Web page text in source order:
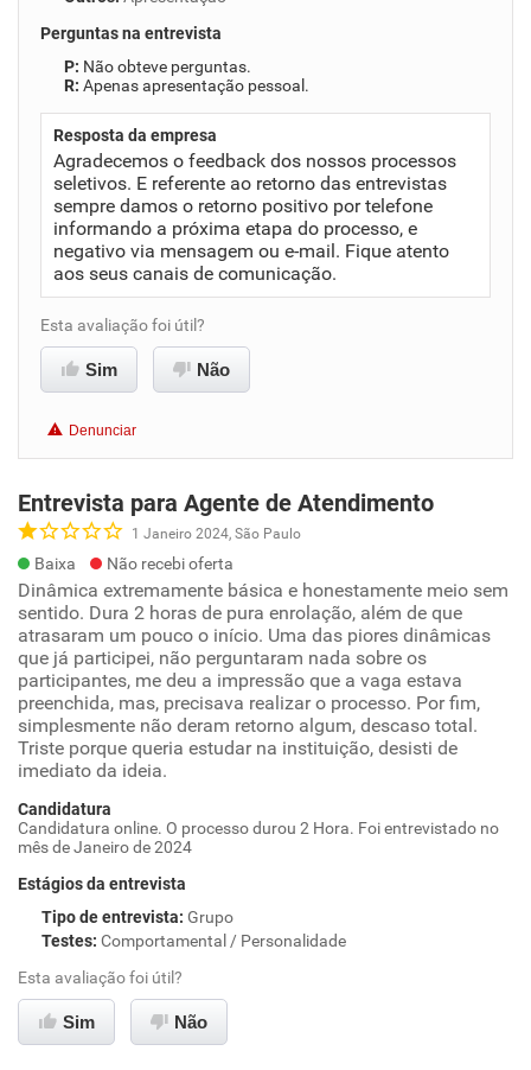
Perguntas na entrevista
Não obteve perguntas.
Apenas apresentação pessoal.
Resposta da empresa
Agradecemos o feedback dos nossos processos
seletivos. E referente ao retorno das entrevistas
sempre damos o retorno positivo por telefone
informando a próxima etapa do processo, e
negativo via mensagem ou e-mail. Fique atento
aos seus canais de comunicação.
Esta avaliação foi útil?
Sim Não
Denunciar
Entrevista para Agente de Atendimento
1 Janeiro 2024, São Paulo
Baixa Não recebi oferta
Dinâmica extremamente básica e honestamente meio sem
sentido. Dura 2 horas de pura enrolação, além de que
atrasaram um pouco o início. Uma das piores dinâmicas
que já participei, não perguntaram nada sobre os
participantes, me deu a impressão que a vaga estava
preenchida, mas, precisava realizar o processo. Por fim,
simplesmente não deram retorno algum, descaso total.
Triste porque queria estudar na instituição, desisti de
imediato da ideia.
Candidatura
Candidatura online. O processo durou 2 Hora. Foi entrevistado no
mês de Janeiro de 2024
Estágios da entrevista
Tipo de entrevista: Grupo
Testes: Comportamental / Personalidade
Esta avaliação foi útil?
Sim Não